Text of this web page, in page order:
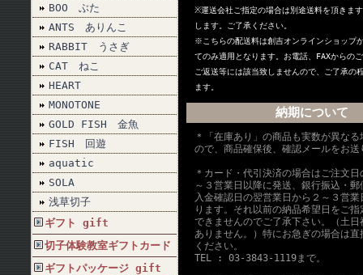
BOO ぶた
ANTS ありんこ
RABBIT うさぎ
CAT ねこ
HEART
MONOTONE
GOLD FISH 金魚
FISH 回遊
aquatic
SOLA
浅草切子
ギフト gift
切子体験教室ギフトカード
ギフトパッケージ gift
※運送会社ご指定の場合は別途送料を頂きま
します。ご了承ください。
※こちらの配送料は創吉オンラインショップ
てのみ適用となります。お電話、FAXからの
ご返送等には該当致しませんので、ご了承の
ます。
納期について
＊「在庫あり」の商品も実数が異な
ので、商品確保後、確認メールをお送
＊カード・代引決済の場合はご注文
～３営業日以降に発送、銀行振込・
入金確認日の翌営業日から２～３営
ります。それ以前の納品希望日をご
できませんのでご了承下さい。（土日
ありません。）特にお急ぎの場合は直
ください。
TEL : 03-3843-1119まで。